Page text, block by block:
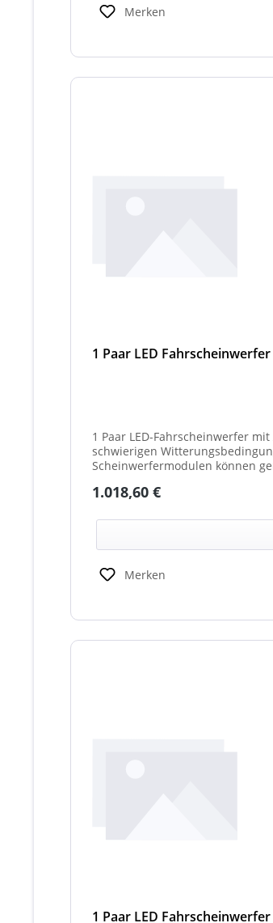
Merken
1 Paar LED
1 Paar LED-Fahrscheinwerfer
schwierigen
Scheinwerfermodulen können
Scheinwerfer möglich)
Regulärer Preis:
1.018,60 €
Merken
1 Paar LED